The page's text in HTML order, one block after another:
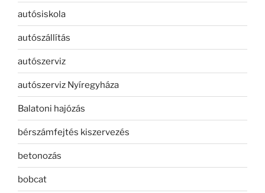
autósiskola
autószállítás
autószerviz
autószerviz Nyíregyháza
Balatoni hajózás
bérszámfejtés kiszervezés
betonozás
bobcat